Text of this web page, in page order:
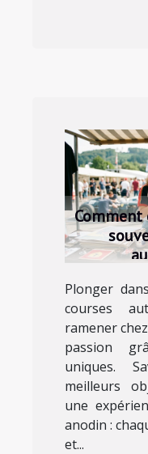
Plonger
courses
ramener
passion
uniques.
meilleurs
une
anodin :
et...